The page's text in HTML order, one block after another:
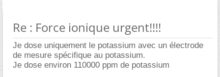
Re : Force ionique urgent!!!!
Je dose uniquement le potassium avec un électrode
de mesure spécifique au potassium.
Je dose environ 110000 ppm de potassium